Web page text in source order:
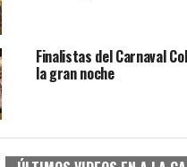
Finalistas del Carnaval
la gran noche